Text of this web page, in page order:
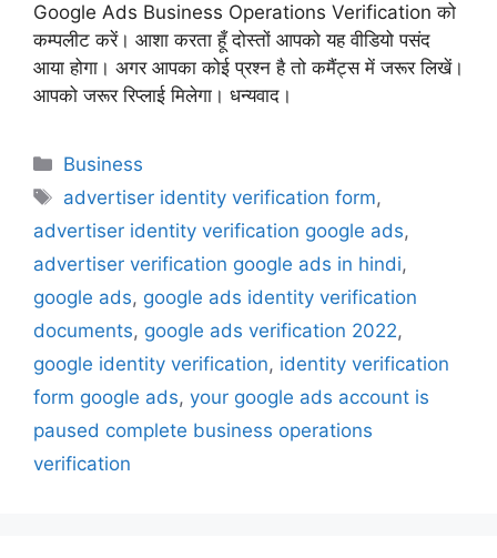
Google Ads Business Operations Verification को
कम्पलीट करें। आशा करता हूँ दोस्तों आपको यह वीडियो पसंद
आया होगा। अगर आपका कोई प्रश्न है तो कमैंट्स में जरूर लिखें।
आपको जरूर रिप्लाई मिलेगा। धन्यवाद।
Business
advertiser identity verification form,
advertiser identity verification google ads,
advertiser verification google ads in hindi,
google ads, google ads identity verification
documents, google ads verification 2022,
google identity verification, identity verification
form google ads, your google ads account is
paused complete business operations
verification